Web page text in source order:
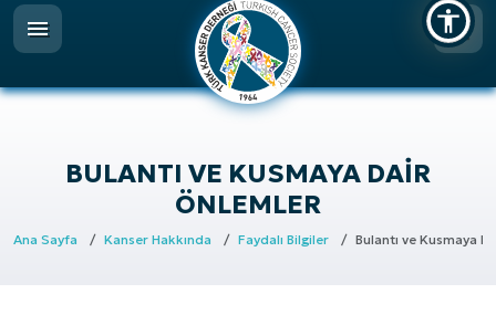
BULANTI VE KUSMAYA DAIR
ÖNLEMLER
Ana Sayfa Kanser Hakkında Faydalı Bilgiler Bulantı ve Kusmaya